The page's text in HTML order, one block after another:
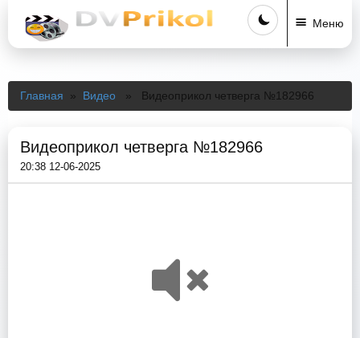
Меню
Главная » Видео » Видеоприкол четверга №182966
Видеоприкол четверга №182966
20:38 12-06-2025